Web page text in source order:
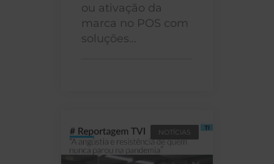
ou ativação da
marca no POS com
soluções...
NOTÍCIAS